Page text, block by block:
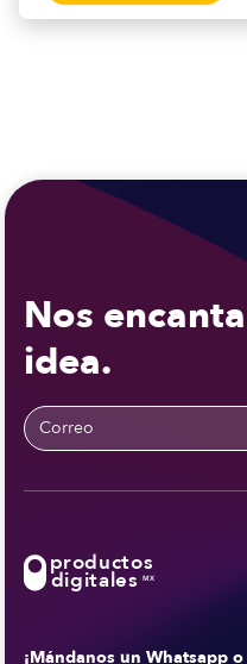
Nos
idea.
productos
digitales MX
¡Mándanos un Whatsapp